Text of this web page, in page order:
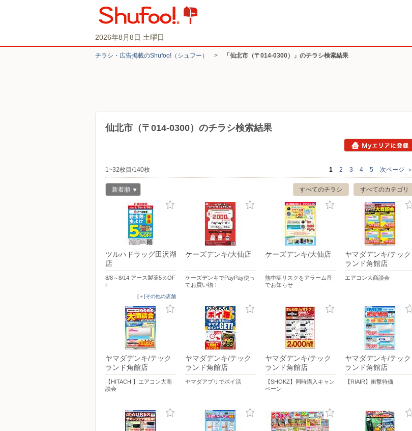
2026年8月8日 土曜日
チラシ・​広告掲載の​Shufoo!​（シュフー） > 「仙北市（〒014-0300）」のチラシ検索結果
仙北市（〒014-0300）のチラシ検索結果
1~32枚目/140枚 1 2 3 4 5 次ページ ＞
すべてのカテゴリ
すべてのチラシ
新着順
ツルハドラッグ田沢湖
店
8/8～8/14 アース製薬5％OF
F
[＋]その他の店舗
ケーズデンキ/大仙店
ケーズデンキでPayPay使っ
てお買い物！
ケーズデンキ/大仙店
熱中症リスクをアラーム音
でお知らせ
ヤマダデンキ/テック
ランド角館店
エアコン大商談会
ヤマダデンキ/テック
ランド角館店
【HITACHI】エアコン大商
談会
ヤマダデンキ/テック
ランド角館店
ヤマダアプリでポイ活
ヤマダデンキ/テック
ランド角館店
【SHOKZ】同時購入キャン
ペーン
ヤマダデンキ/テック
ランド角館店
【RIAIR】衝撃特価